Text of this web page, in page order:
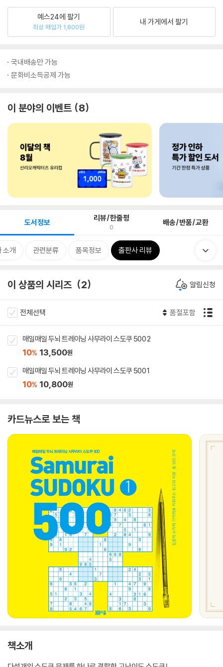
예스24에 팔기
최상 매입가 1,800원
내 가게에서 팔기
국내배송만 가능
문화비소득공제 가능
이 분야의 이벤트 8
도서정보 리뷰/한줄평
0 배송/반품/교환
소개 관련분류 품목정보 출판사 리뷰
이 상품의 시리즈 2 알림신청
전체선택 품절포함
매일매일 두뇌 트레이닝 사무라이 스도쿠 500 2
10% 13,500원
매일매일 두뇌 트레이닝 사무라이 스도쿠 500 1
10% 10,800원
카드뉴스로 보는 책
책소개